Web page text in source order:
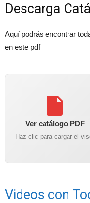
Descarga
Aquí podrás encontrar
en este pdf
Ver catálogo PDF
Haz clic para cargar el
Videos con